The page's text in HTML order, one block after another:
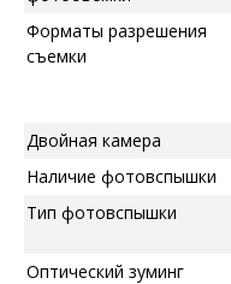
Форматы разрешения
съемки
Двойная камера
Наличие фотовспышки
Тип фотовспышки
Оптический зуминг